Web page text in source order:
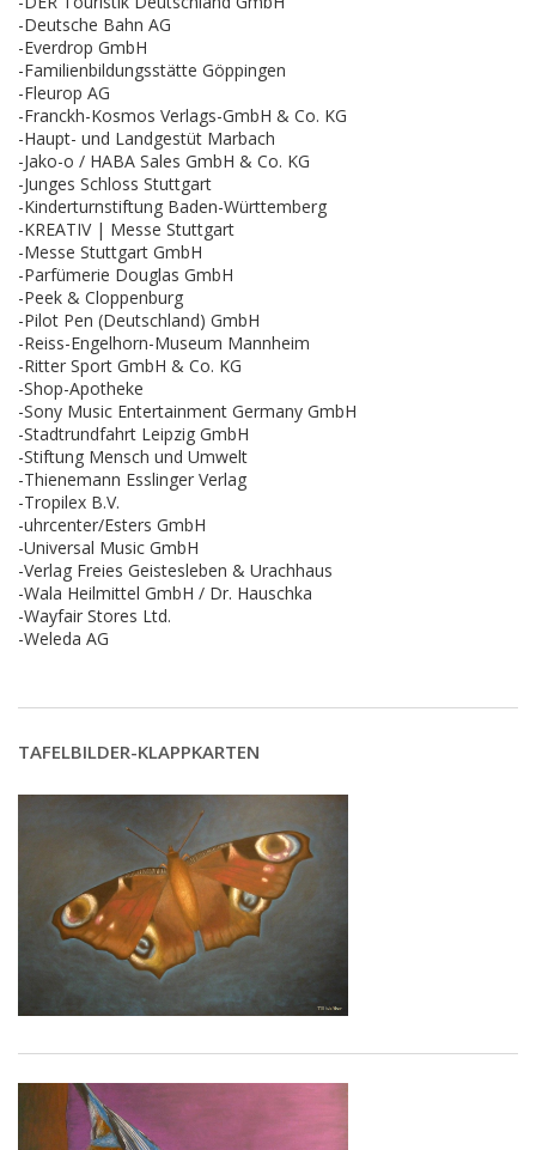
-Deutsche Bahn AG
-Everdrop GmbH
-Familienbildungsstätte Göppingen
-Fleurop AG
-Franckh-Kosmos Verlags-GmbH & Co. KG
-Haupt- und Landgestüt Marbach
-Jako-o / HABA Sales GmbH & Co. KG
-Junges Schloss Stuttgart
-Kinderturnstiftung Baden-Württemberg
-KREATIV | Messe Stuttgart
-Messe Stuttgart GmbH
-Parfümerie Douglas GmbH
-Peek & Cloppenburg
-Pilot Pen (Deutschland) GmbH
-Reiss-Engelhorn-Museum Mannheim
-Ritter Sport GmbH & Co. KG
-Shop-Apotheke
-Sony Music Entertainment Germany GmbH
-Stadtrundfahrt Leipzig GmbH
-Stiftung Mensch und Umwelt
-Thienemann Esslinger Verlag
-Tropilex B.V.
-uhrcenter/Esters GmbH
-Universal Music GmbH
-Verlag Freies Geistesleben & Urachhaus
-Wala Heilmittel GmbH / Dr. Hauschka
-Wayfair Stores Ltd.
-Weleda AG
TAFELBILDER-KLAPPKARTEN